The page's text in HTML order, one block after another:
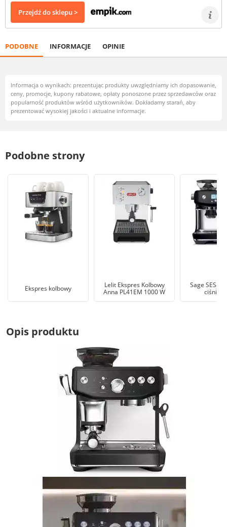
Przejdź do sklepu >
PODOBNE INFORMACJE OPINIE
Informacja o wynikach: prezentując produkty uwzględniamy ich dopasowanie,
ceny, promocje, kupony rabatowe, opłaty ponoszone przez sprzedawców oraz
popularność produktów wśród użytkowników. Dokładamy starań, aby
prezentować wysokiej jakości i aktualne informacje.
Podobne strony
Ekspres kolbowy
Lelit Ekspres Kolbowy
Anna PL41EM 1000 W
Sage
Opis produktu